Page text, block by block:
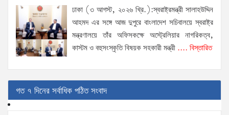
ঢাকা (৩ আগস্ট, ২০২৬ খ্রি.):স্বরাষ্ট্রমন্ত্রী সালাহউদ্দিন
আহমদ এর সঙ্গে আজ দুপুরে বাংলাদেশ সচিবালয়ে স্বরাষ্ট্র
মন্ত্রণালয়ে তাঁর অফিসকক্ষে অস্ট্রেলিয়ার নাগরিকত্ব,
কাস্টম ও বহুসংস্কৃতি বিষয়ক সহকারী মন্ত্রী .... বিস্তারিত
গত ৭ দিনের সর্বাধিক পঠিত সংবাদ